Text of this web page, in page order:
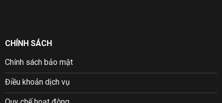
CHÍNH SÁCH
Chính sách bảo mật
Điều khoản dịch vụ